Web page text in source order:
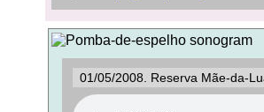
01/05/2008. Reserva Mãe-da-